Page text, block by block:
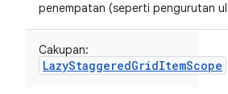
penempatan (seperti pengurutan
Cakupan:
LazyStaggeredGridItemScope